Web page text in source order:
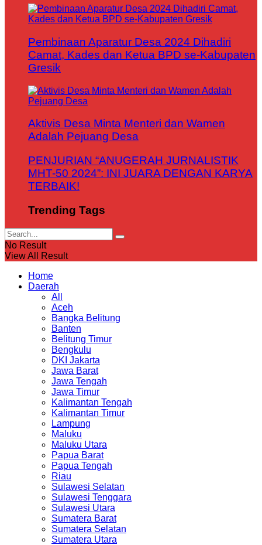
Pembinaan Aparatur Desa 2024 Dihadiri
Camat, Kades dan Ketua BPD se-Kabupaten
Gresik
Aktivis Desa Minta Menteri dan Wamen
Adalah Pejuang Desa
PENJURIAN “ANUGERAH JURNALISTIK
MHT-50 2024”: INI JUARA DENGAN KARYA
TERBAIK!
Trending Tags
No Result
View All Result
Home
Daerah
All
Aceh
Bangka Belitung
Banten
Belitung Timur
Bengkulu
DKI Jakarta
Jawa Barat
Jawa Tengah
Jawa Timur
Kalimantan Tengah
Kalimantan Timur
Lampung
Maluku
Maluku Utara
Papua Barat
Papua Tengah
Riau
Sulawesi Selatan
Sulawesi Tenggara
Sulawesi Utara
Sumatera Barat
Sumatera Selatan
Sumatera Utara